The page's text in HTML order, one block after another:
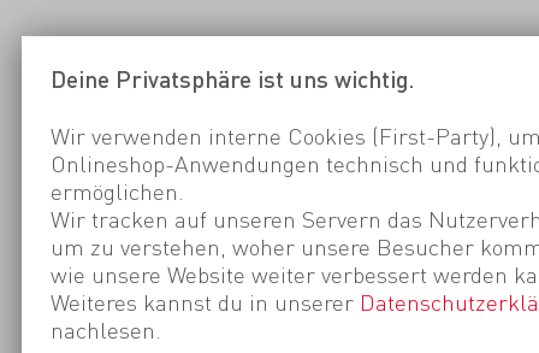
Deine Privatsphäre ist uns wichtig.
Wir verwenden interne Cookies (First-Party),
Onlineshop-Anwendungen technisch und
ermöglichen.
Wir tracken auf unseren Servern das
um zu verstehen, woher unsere Besucher
wie unsere Website weiter verbessert werden
Weiteres kannst du in unserer
nachlesen.